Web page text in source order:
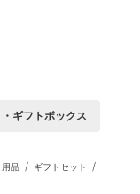
ギフトボックス
用品 / ギフトセット /